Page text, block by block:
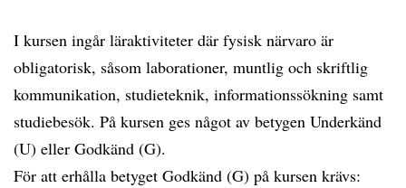
I kursen ingår läraktiviteter där fysisk närvaro är
obligatorisk, såsom laborationer, muntlig och skriftlig
kommunikation, studieteknik, informationssökning samt
studiebesök. På kursen ges något av betygen Underkänd
(U) eller Godkänd (G).
För att erhålla betyget Godkänd (G) på kursen krävs: